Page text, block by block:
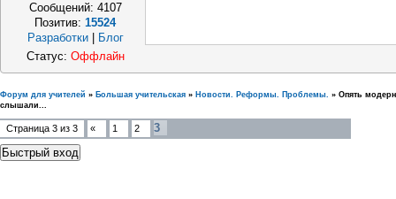
Сообщений: 4107
Позитив:15524
Разработки
Блог
Статус: Оффлайн
Форум для учителей » Большая учительская » Новости. Реформы. Проблемы. » Опять
слышали...
Страница 3 из 3 « 1 2 3